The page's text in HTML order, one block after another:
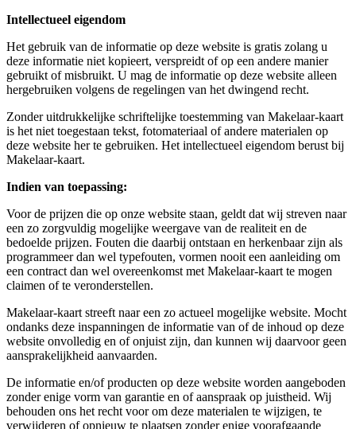
Intellectueel eigendom
Het gebruik van de informatie op deze website is gratis zolang u
deze informatie niet kopieert, verspreidt of op een andere manier
gebruikt of misbruikt. U mag de informatie op deze website alleen
hergebruiken volgens de regelingen van het dwingend recht.
Zonder uitdrukkelijke schriftelijke toestemming van Makelaar-kaart
is het niet toegestaan tekst, fotomateriaal of andere materialen op
deze website her te gebruiken. Het intellectueel eigendom berust bij
Makelaar-kaart.
Indien van toepassing:
Voor de prijzen die op onze website staan, geldt dat wij streven naar
een zo zorgvuldig mogelijke weergave van de realiteit en de
bedoelde prijzen. Fouten die daarbij ontstaan en herkenbaar zijn als
programmeer dan wel typefouten, vormen nooit een aanleiding om
een contract dan wel overeenkomst met Makelaar-kaart te mogen
claimen of te veronderstellen.
Makelaar-kaart streeft naar een zo actueel mogelijke website. Mocht
ondanks deze inspanningen de informatie van of de inhoud op deze
website onvolledig en of onjuist zijn, dan kunnen wij daarvoor geen
aansprakelijkheid aanvaarden.
De informatie en/of producten op deze website worden aangeboden
zonder enige vorm van garantie en of aanspraak op juistheid. Wij
behouden ons het recht voor om deze materialen te wijzigen, te
verwijderen of opnieuw te plaatsen zonder enige voorafgaande